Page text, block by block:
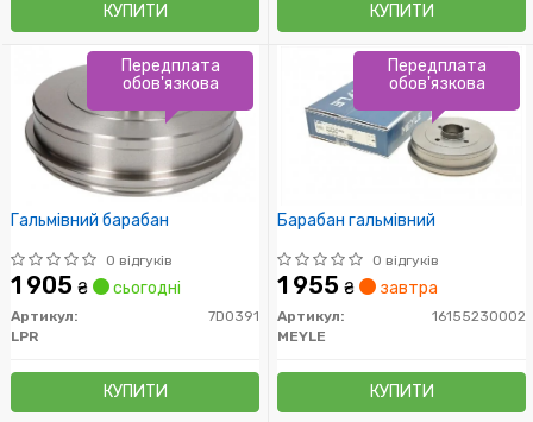
КУПИТИ КУПИТИ
Гальмівний барабан
0 відгуків
1 905 ₴ сьогодні
Артикул:
7D0391
LPR
КУПИТИ
Передплата
обов'язкова
Барабан гальмівний
0 відгуків
1 955 ₴ завтра
Артикул:
16155230002
MEYLE
КУПИТИ
Передплата
обов'язкова